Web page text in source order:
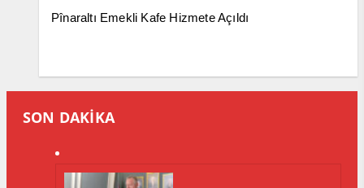
Pînaraltı Emekli Kafe Hizmete Açıldı
SON DAKİKA